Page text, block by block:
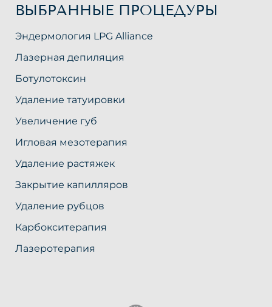
ВЫБРАННЫЕ ПРОЦЕДУРЫ
Эндермология LPG Alliance
Лазерная депиляция
Ботулотоксин
Удаление татуировки
Увеличение губ
Игловая мезотерапия
Удаление растяжек
Закрытие капилляров
Удаление рубцов
Карбокситерапия
Лазеротерапия